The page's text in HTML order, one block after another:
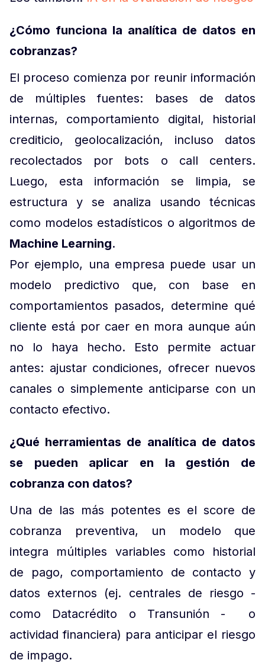
¿Cómo funciona la analítica de datos en
cobranzas?
El proceso comienza por reunir información
de múltiples fuentes: bases de datos
internas, comportamiento digital, historial
crediticio, geolocalización, incluso datos
recolectados por bots o call centers.
Luego, esta información se limpia, se
estructura y se analiza usando técnicas
como modelos estadísticos o algoritmos de
Machine Learning.
Por ejemplo, una empresa puede usar un
modelo predictivo que, con base en
comportamientos pasados, determine qué
cliente está por caer en mora aunque aún
no lo haya hecho. Esto permite actuar
antes: ajustar condiciones, ofrecer nuevos
canales o simplemente anticiparse con un
contacto efectivo.
¿Qué herramientas de analítica de datos
se pueden aplicar en la gestión de
cobranza con datos?
Una de las más potentes es el score de
cobranza preventiva, un modelo que
integra múltiples variables como historial
de pago, comportamiento de contacto y
datos externos (ej. centrales de riesgo -
como Datacrédito o Transunión - o
actividad financiera) para anticipar el riesgo
de impago.